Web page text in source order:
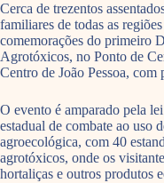
Cerca de trezentos
familiares de todas as
comemorações do primeiro
Agrotóxicos, no Ponto de
Centro de João Pessoa, com
O evento é amparado pela
estadual de combate ao uso
agroecológica, com 40
agrotóxicos, onde os
hortaliças e outros produtos